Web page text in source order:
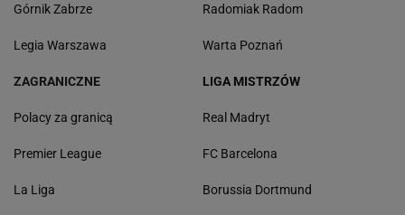
Górnik Zabrze
Legia Warszawa
Radomiak Radom
Warta Poznań
ZAGRANICZNE
Polacy za granicą
Premier League
La Liga
LIGA MISTRZÓW
Real Madryt
FC Barcelona
Borussia Dortmund